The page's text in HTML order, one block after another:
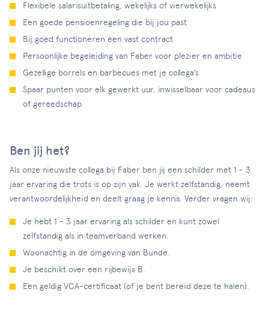
Flexibele salarisuitbetaling, wekelijks of vierwekelijks
Een goede pensioenregeling die bij jou past
Bij goed functioneren een vast contract
Persoonlijke begeleiding van Faber voor plezier en ambitie
Gezellige borrels en barbecues met je collega’s
Spaar punten voor elk gewerkt uur, inwisselbaar voor cadeaus
of gereedschap
Ben jij het?
Als onze nieuwste collega bij Faber ben jij een schilder met 1 - 3
jaar ervaring die trots is op zijn vak. Je werkt zelfstandig, neemt
verantwoordelijkheid en deelt graag je kennis. Verder vragen wij:
Je hebt 1 - 3 jaar ervaring als schilder en kunt zowel
zelfstandig als in teamverband werken.
Woonachtig in de omgeving van Bunde.
Je beschikt over een rijbewijs B.
Een geldig VCA-certificaat (of je bent bereid deze te halen).